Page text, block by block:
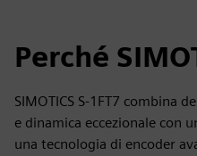
Perché
SIMOTICS S-1FT7 combina
e dinamica eccezionale con
una tecnologia di encoder